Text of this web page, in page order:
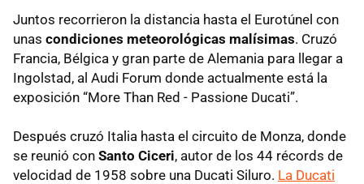
Juntos recorrieron la distancia hasta el Eurotúnel con
unas condiciones meteorológicas malísimas. Cruzó
Francia, Bélgica y gran parte de Alemania para llegar a
Ingolstad, al Audi Forum donde actualmente está la
exposición “More Than Red - Passione Ducati”.
Después cruzó Italia hasta el circuito de Monza, donde
se reunió con Santo Ciceri, autor de los 44 récords de
velocidad de 1958 sobre una Ducati Siluro. La Ducati